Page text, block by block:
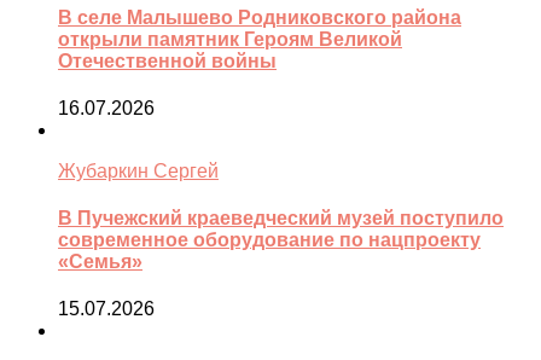
В селе Малышево Родниковского района
открыли памятник Героям Великой
Отечественной войны
16.07.2026
Жубаркин Сергей
В Пучежский краеведческий музей поступило
современное оборудование по нацпроекту
«Семья»
15.07.2026